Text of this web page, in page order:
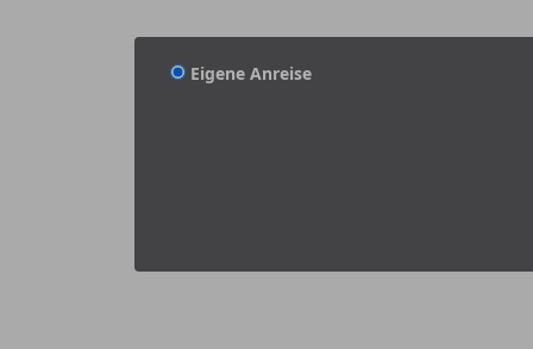
Eigene Anreise